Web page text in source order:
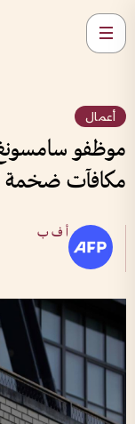
أعمال
موظفو
مكافآت ضخمة
أ ف ب